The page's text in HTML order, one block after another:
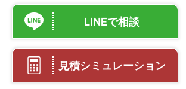
LINEで相談
見積シミュレーション